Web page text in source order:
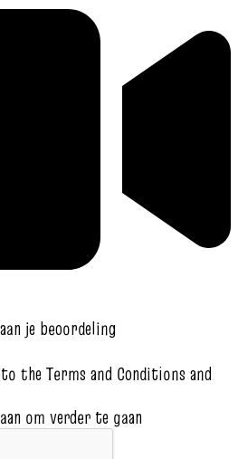
je beoordeling
the Terms and Conditions and
om verder te gaan